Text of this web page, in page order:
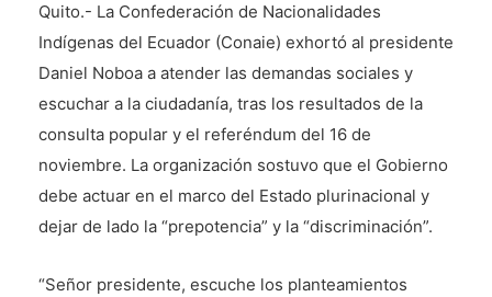
Quito.- La Confederación de Nacionalidades
Indígenas del Ecuador (Conaie) exhortó al presidente
Daniel Noboa a atender las demandas sociales y
escuchar a la ciudadanía, tras los resultados de la
consulta popular y el referéndum del 16 de
noviembre. La organización sostuvo que el Gobierno
debe actuar en el marco del Estado plurinacional y
dejar de lado la “prepotencia” y la “discriminación”.
“Señor presidente, escuche los planteamientos